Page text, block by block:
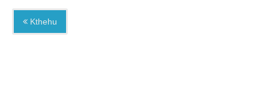
Kthehu